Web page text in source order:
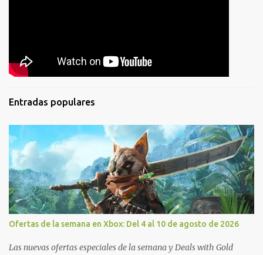
Entradas populares
Ofertas de la semana en Xbox: Del 4 al 10 de agosto de 2026
Las nuevas ofertas especiales de la semana y Deals with Gold